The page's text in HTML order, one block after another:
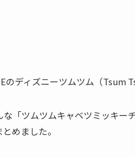
のディズニーツムツム（Tsum
な「ツムツムキャベツミッキー
とめました。